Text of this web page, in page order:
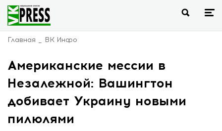
Главная ВК Инфо
Американские мессии в
Незалежной: Вашингтон
добивает Украину новыми
пилюлями